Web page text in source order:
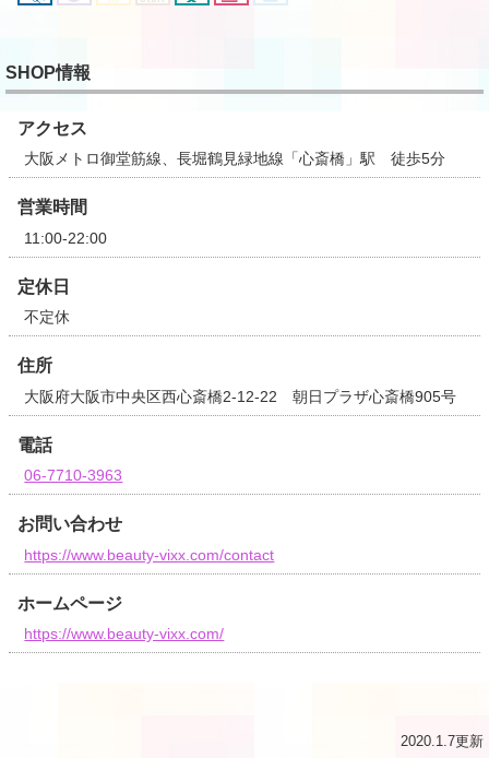
SHOP情報
アクセス
大阪メトロ御堂筋線、長堀鶴見緑地線「心斎橋」駅 徒歩5分
営業時間
11:00-22:00
定休日
不定休
住所
大阪府大阪市中央区西心斎橋2-12-22 朝日プラザ心斎橋905号
電話
06-7710-3963
お問い合わせ
https://www.beauty-vixx.com/contact
ホームページ
https://www.beauty-vixx.com/
2020.1.7更新